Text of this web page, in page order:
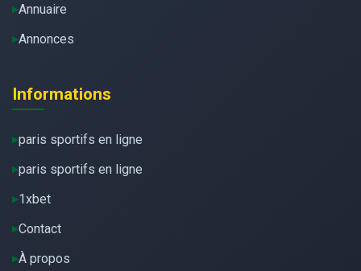
Annuaire
Annonces
Informations
paris sportifs en ligne
paris sportifs en ligne
1xbet
Contact
À propos